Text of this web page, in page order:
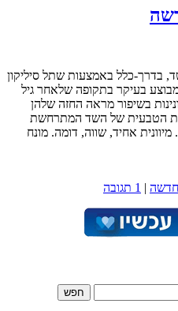
בדרך-כלל באמצעות שתל סיליקון
בעיקר בתקופה שלאחר גיל
בשיפור מראה החזה שלהן
הטבעית של השד המתרחשת
אחיד, שווה, דומה. מונח
| 1 תגובה